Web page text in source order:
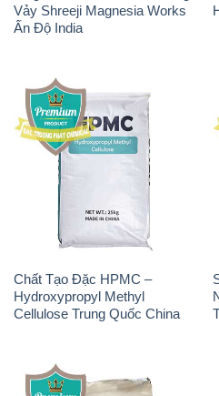
Chất Tạo Đặc HPMC –
Hydroxypropyl Methyl
Cellulose Trung Quốc China